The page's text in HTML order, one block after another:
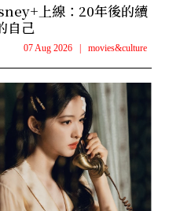
上線：20年後的續
自己
07 Aug 2026 movies&culture